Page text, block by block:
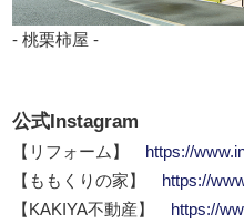
- 桃栗柿屋 -
公式Instagram
【リフォーム】
https://
【ももくりの家】
https://
【KAKIYA不動産】
https://